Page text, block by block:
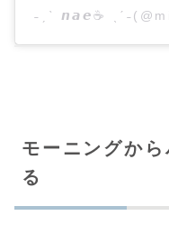
˗ˏˋ 𝙣𝙖𝙚☕
モーニングか
る